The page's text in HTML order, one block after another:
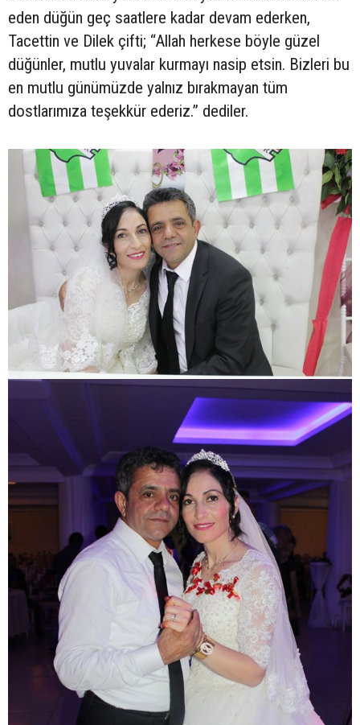
eden düğün geç saatlere kadar devam ederken,
Tacettin ve Dilek çifti; “Allah herkese böyle güzel
düğünler, mutlu yuvalar kurmayı nasip etsin. Bizleri bu
en mutlu günümüzde yalnız bırakmayan tüm
dostlarımıza teşekkür ederiz.” dediler.